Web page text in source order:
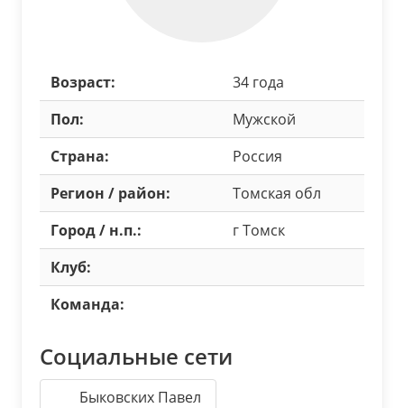
Возраст:
34 года
Пол:
Мужской
Страна:
Россия
Регион / район:
Томская обл
Город / н.п.:
г Томск
Клуб:
Команда:
Социальные сети
Быковских Павел